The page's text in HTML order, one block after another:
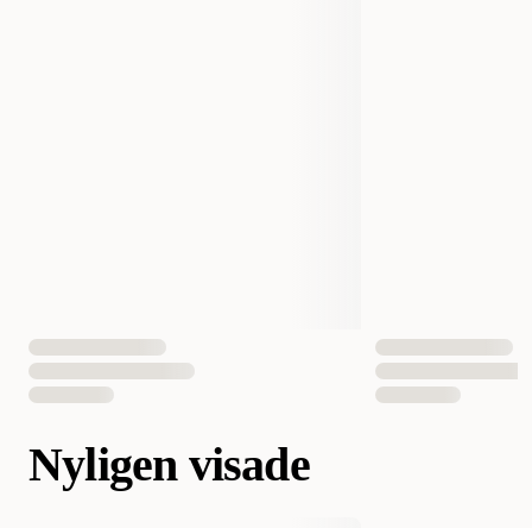
Nyligen visade